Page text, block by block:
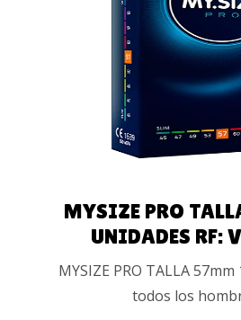
AÑADIR AL
CARRITO
MYSIZE PRO
UNIDADES RF:
MYSIZE PRO TALLA
todos los